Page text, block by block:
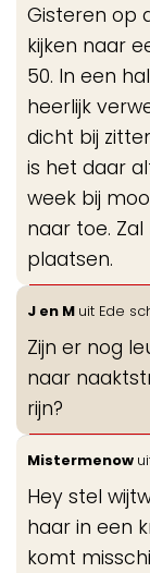
Gisteren op
kijken naar
50. In een
heerlijk
dicht bij
is het daar
week bij
naar toe.
plaatsen.
J en M uit Ede
Zijn er nog
naar
rijn?
Mistermenow
Hey stel
haar in een
komt